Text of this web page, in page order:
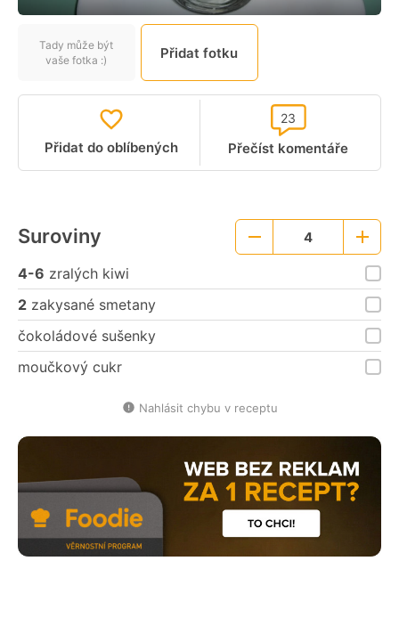
Tady může být
vaše fotka :)
Přidat fotku
Přidat do oblíbených Přečíst komentáře
23
Suroviny 4
Větší
porce
4-6 zralých kiwi
2 zakysané smetany
čokoládové sušenky
moučkový cukr
Nahlásit chybu v receptu